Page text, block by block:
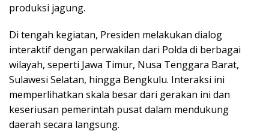
produksi jagung.
Di tengah kegiatan, Presiden melakukan dialog
interaktif dengan perwakilan dari Polda di berbagai
wilayah, seperti Jawa Timur, Nusa Tenggara Barat,
Sulawesi Selatan, hingga Bengkulu. Interaksi ini
memperlihatkan skala besar dari gerakan ini dan
keseriusan pemerintah pusat dalam mendukung
daerah secara langsung.